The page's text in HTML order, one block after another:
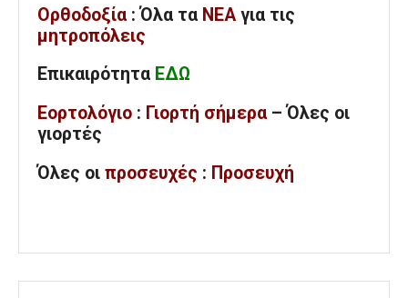
Ορθοδοξία : Όλα τα ΝΕΑ για τις
μητροπόλεις
Επικαιρότητα ΕΔΩ
Εορτολόγιο : Γιορτή σήμερα – Όλες οι
γιορτές
Όλες οι προσευχές : Προσευχή